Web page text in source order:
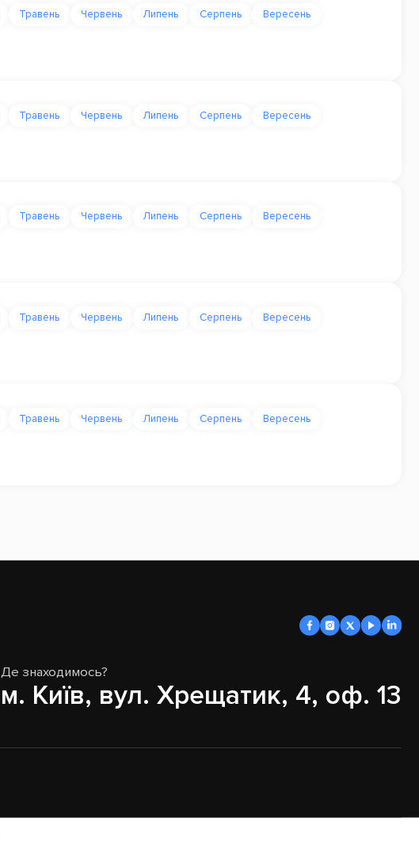
Травень Червень Липень Серпень Вересень
Травень Червень Липень Серпень Вересень
Травень Червень Липень Серпень Вересень
Травень Червень Липень Серпень Вересень
Травень Червень Липень Серпень Вересень
Де знаходимось?
м. Київ, вул. Хрещатик, 4, оф. 13